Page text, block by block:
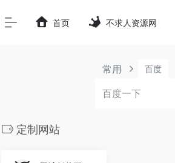
首页 不求人资源网
常用 百度
定制网站